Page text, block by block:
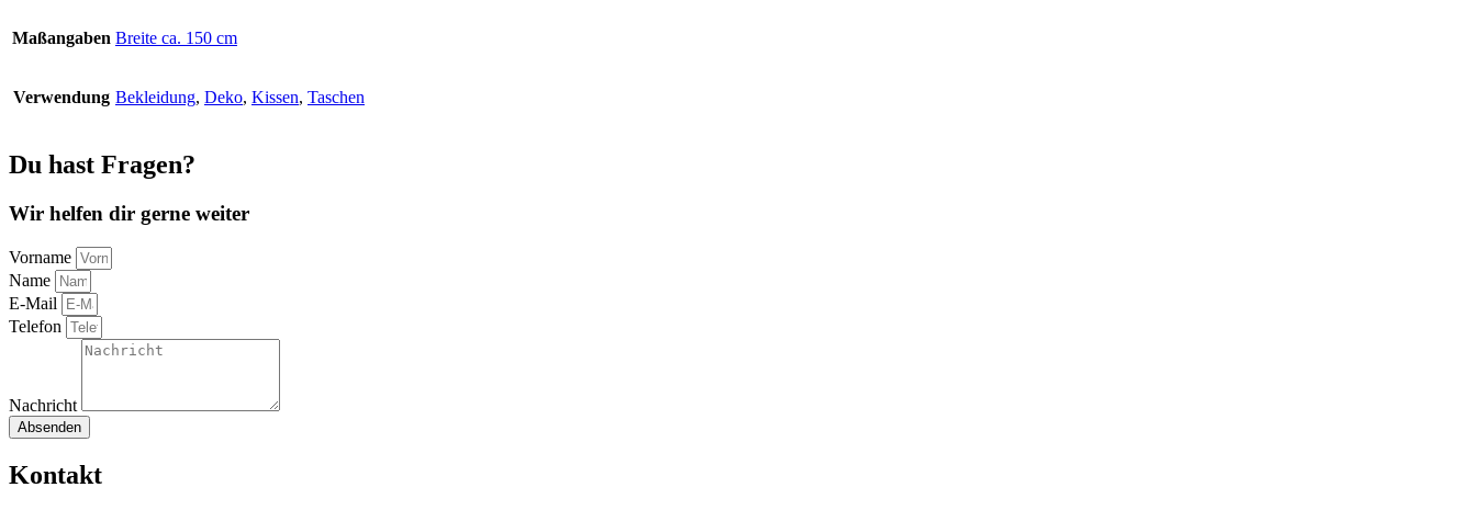
Maßangaben Breite ca. 150 cm
Verwendung Bekleidung, Deko, Kissen, Taschen
Du hast Fragen?
Wir helfen dir gerne weiter
Vorname
Name
E-Mail
Telefon
Nachricht
Absenden
Kontakt